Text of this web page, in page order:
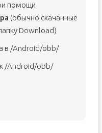
помощи
(обычно скачанные
Download)
в /Android/obb/
/Android/obb/